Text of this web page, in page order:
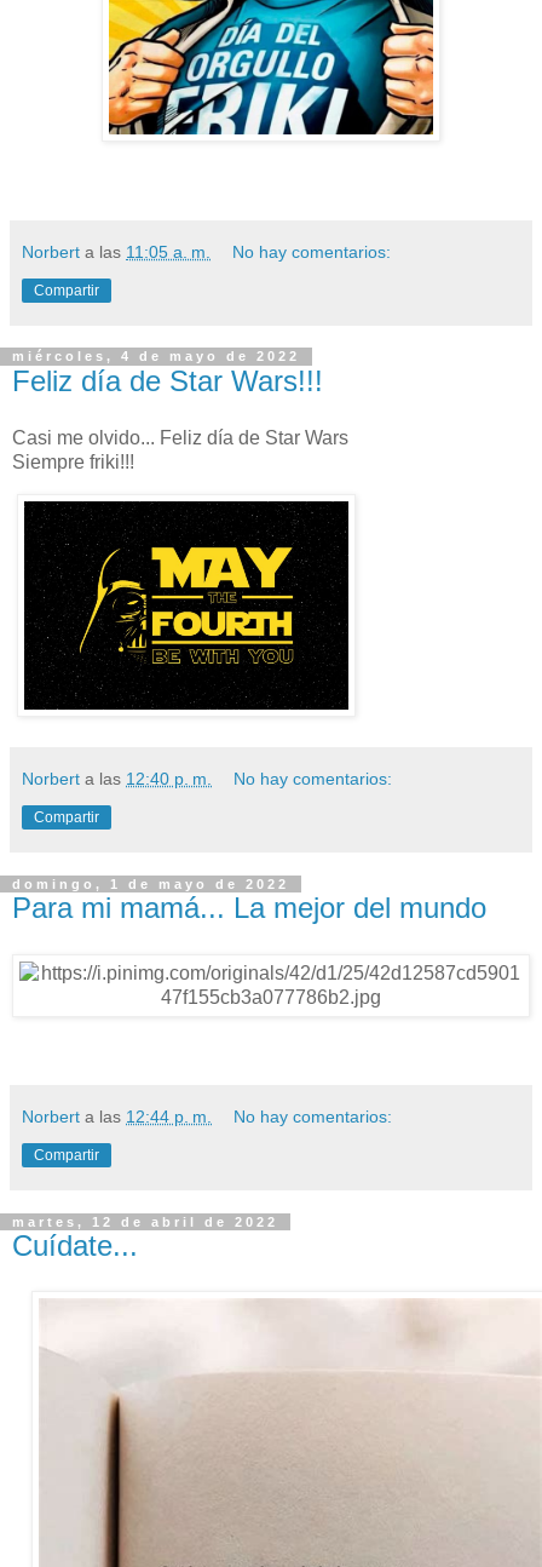
Norbert a las 11:05 a. m. No hay comentarios:
Compartir
miércoles, 4 de mayo de 2022
Feliz día de Star Wars!!!
Casi me olvido... Feliz día de Star Wars
Siempre friki!!!
Norbert a las 12:40 p. m. No hay comentarios:
Compartir
domingo, 1 de mayo de 2022
Para mi mamá... La mejor del mundo
Norbert a las 12:44 p. m. No hay comentarios:
Compartir
martes, 12 de abril de 2022
Cuídate...